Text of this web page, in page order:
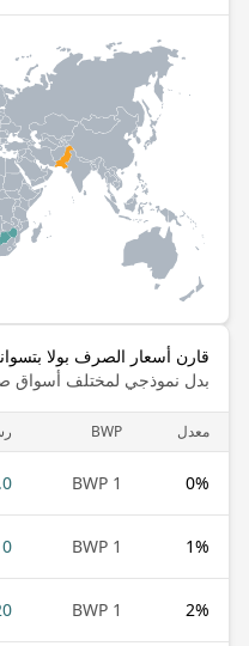
قارن أسعار الصرف بولا
بدل نموذجي لمختلف أسواق
معدل BWP
0%
1 BWP
1%
1 BWP
2%
1 BWP